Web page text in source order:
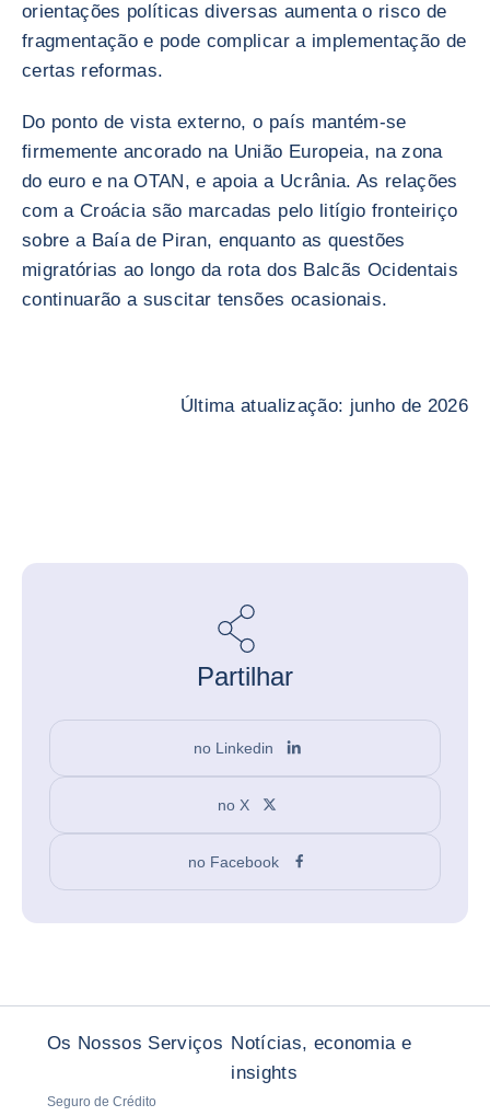
orientações políticas diversas aumenta o risco de
fragmentação e pode complicar a implementação de
certas reformas.
Do ponto de vista externo, o país mantém-se
firmemente ancorado na União Europeia, na zona
do euro e na OTAN, e apoia a Ucrânia. As relações
com a Croácia são marcadas pelo litígio fronteiriço
sobre a Baía de Piran, enquanto as questões
migratórias ao longo da rota dos Balcãs Ocidentais
continuarão a suscitar tensões ocasionais.
Última atualização: junho de 2026
Partilhar
no Linkedin
no X
no Facebook
Os Nossos Serviços
Seguro de Crédito
Notícias, economia e
insights